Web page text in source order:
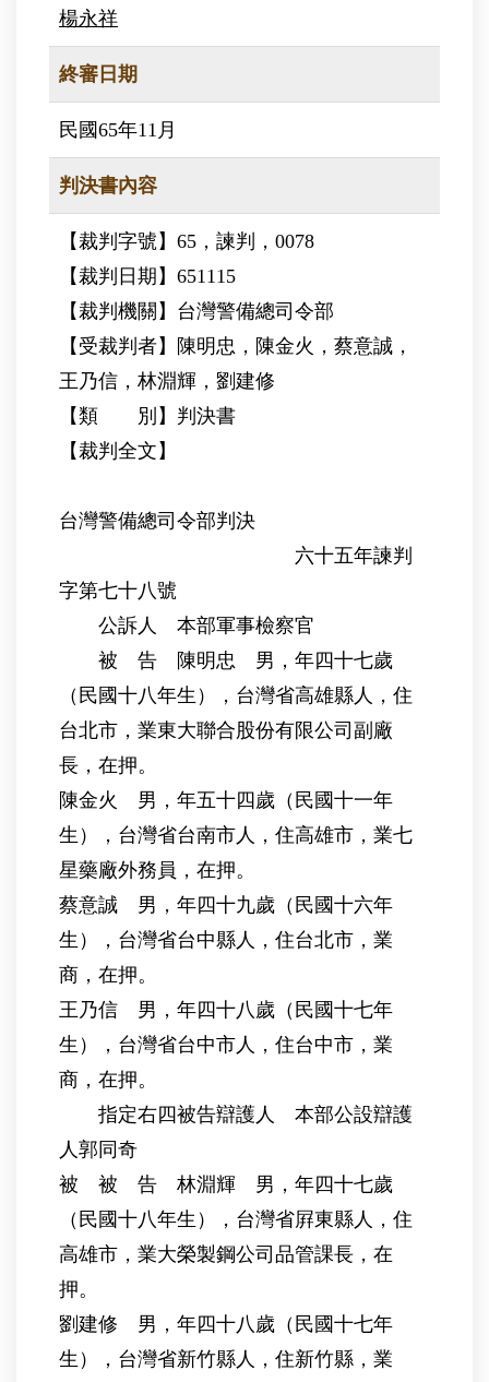
楊永祥
終審日期
民國65年11月
判決書內容
【裁判字號】65，諫判，0078
【裁判日期】651115
【裁判機關】台灣警備總司令部
【受裁判者】陳明忠，陳金火，蔡意誠，
王乃信，林淵輝，劉建修
【類 別】判決書
【裁判全文】
台灣警備總司令部判決
六十五年諫判
字第七十八號
公訴人 本部軍事檢察官
被 告 陳明忠 男，年四十七歲
（民國十八年生），台灣省高雄縣人，住
台北市，業東大聯合股份有限公司副廠
長，在押。
陳金火 男，年五十四歲（民國十一年
生），台灣省台南市人，住高雄市，業七
星藥廠外務員，在押。
蔡意誠 男，年四十九歲（民國十六年
生），台灣省台中縣人，住台北市，業
商，在押。
王乃信 男，年四十八歲（民國十七年
生），台灣省台中市人，住台中市，業
商，在押。
指定右四被告辯護人 本部公設辯護
人郭同奇
被 被 告 林淵輝 男，年四十七歲
（民國十八年生），台灣省屛東縣人，住
高雄市，業大榮製鋼公司品管課長，在
押。
劉建修 男，年四十八歲（民國十七年
生），台灣省新竹縣人，住新竹縣，業